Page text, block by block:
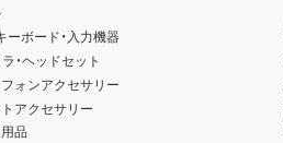
ーボード・入力機器
・ヘッドセット
ォンアクセサリー
アクセサリー
品